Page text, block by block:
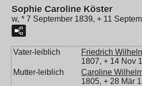
Sophie Caroline Köster
w, * 7 September 1839, + 11
Vater-leiblich Friedrich
1807, + 14 Nov
Mutter-leiblich
Caroline
1805, + 28 Mär